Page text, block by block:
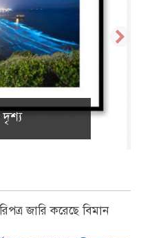
দৃশ্য
জারি করেছে বিমান